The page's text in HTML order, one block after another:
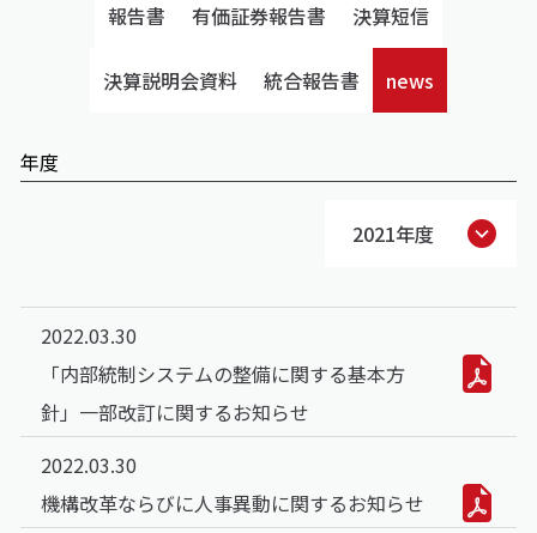
報告書 有価証券報告書 決算短信
決算説明会資料 統合報告書 news
年度
2021年度
2022.03.30
「内部統制システムの整備に関する基本方
針」一部改訂に関するお知らせ
2022.03.30
機構改革ならびに人事異動に関するお知らせ